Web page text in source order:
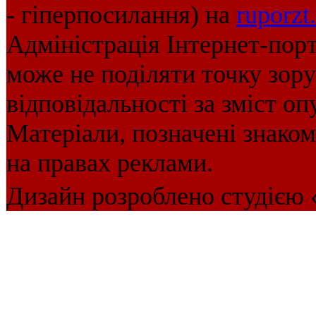
- гіперпосилання) на
Адміністрація Інтернет-
може не поділяти точку
відповідальності за зміст
Матеріали, позначені
на правах реклами.
Дизайн розроблено студією